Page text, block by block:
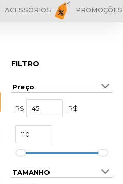
ACESSÓRIOS PROMOÇÕES
FILTRO
Preço
R$ - R$
TAMANHO